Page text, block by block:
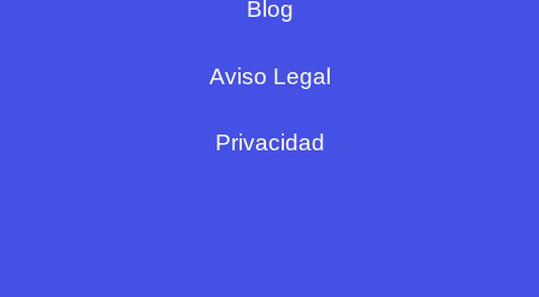
Blog
Aviso Legal
Privacidad